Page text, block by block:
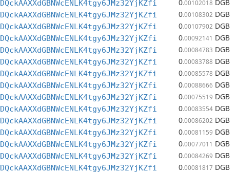
DQckAAXXdGBNWcENLK4tgy6JMz32YjKZfi 0.00102018 DGB
DQckAAXXdGBNWcENLK4tgy6JMz32YjKZfi 0.00108302 DGB
DQckAAXXdGBNWcENLK4tgy6JMz32YjKZfi 0.00107902 DGB
DQckAAXXdGBNWcENLK4tgy6JMz32YjKZfi 0.00092141 DGB
DQckAAXXdGBNWcENLK4tgy6JMz32YjKZfi 0.00084783 DGB
DQckAAXXdGBNWcENLK4tgy6JMz32YjKZfi 0.00083788 DGB
DQckAAXXdGBNWcENLK4tgy6JMz32YjKZfi 0.00085578 DGB
DQckAAXXdGBNWcENLK4tgy6JMz32YjKZfi 0.00088666 DGB
DQckAAXXdGBNWcENLK4tgy6JMz32YjKZfi 0.00075519 DGB
DQckAAXXdGBNWcENLK4tgy6JMz32YjKZfi 0.00083554 DGB
DQckAAXXdGBNWcENLK4tgy6JMz32YjKZfi 0.00086202 DGB
DQckAAXXdGBNWcENLK4tgy6JMz32YjKZfi 0.00081159 DGB
DQckAAXXdGBNWcENLK4tgy6JMz32YjKZfi 0.00077011 DGB
DQckAAXXdGBNWcENLK4tgy6JMz32YjKZfi 0.00084269 DGB
DQckAAXXdGBNWcENLK4tgy6JMz32YjKZfi 0.00081817 DGB